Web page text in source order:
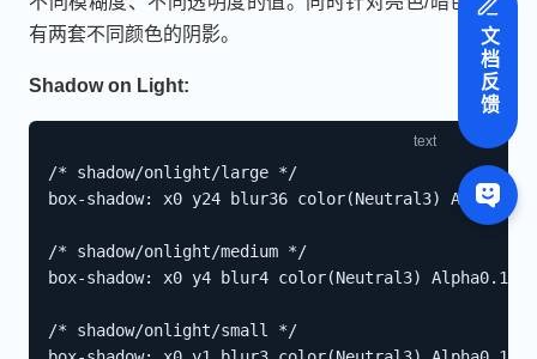
有两套不同颜色的阴影。
Shadow on Light:
/* shadow/onlight/large */
box-shadow: x0 y24 blur36 color(Neutral3)
/* shadow/onlight/medium */
box-shadow: x0 y4 blur4 color(Neutral3)
/* shadow/onlight/small */
文档反馈